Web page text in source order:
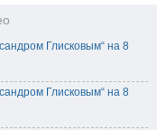
Глисковым“ на 8
Глисковым“ на 8